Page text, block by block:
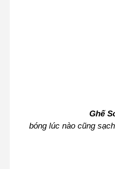
Ghế Sofa Băng
bóng lúc nào cũng